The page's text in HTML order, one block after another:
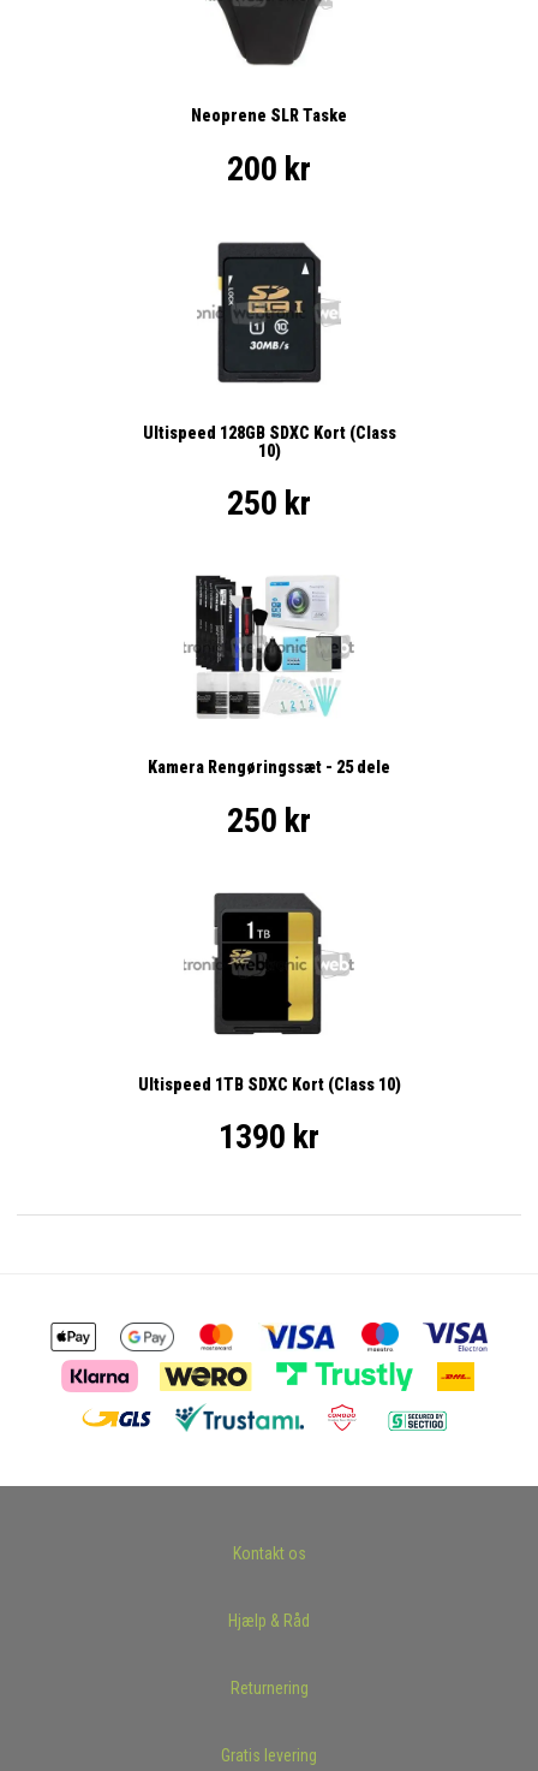
Neoprene SLR Taske
200 kr
Ultispeed 128GB SDXC Kort (Class
10)
250 kr
Kamera Rengøringssæt - 25 dele
250 kr
Ultispeed 1TB SDXC Kort (Class 10)
1390 kr
Kontakt os
Hjælp & Råd
Returnering
Gratis levering